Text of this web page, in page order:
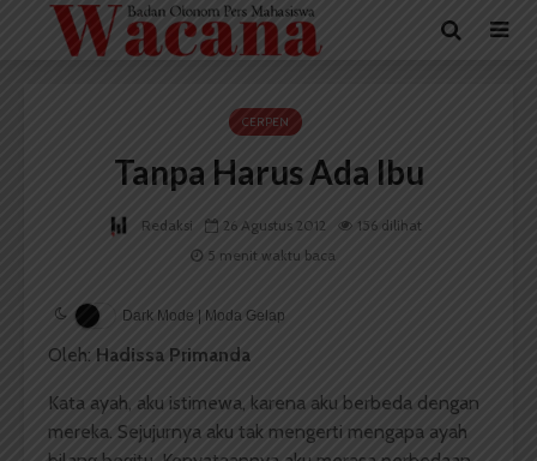
CERPEN
Tanpa Harus Ada Ibu
Redaksi 26 Agustus 2012
156 dilihat
5 menit waktu baca
Dark Mode | Moda Gelap
Oleh: Hadissa Primanda
Kata ayah, aku istimewa, karena aku berbeda dengan
mereka. Sejujurnya aku tak mengerti mengapa ayah